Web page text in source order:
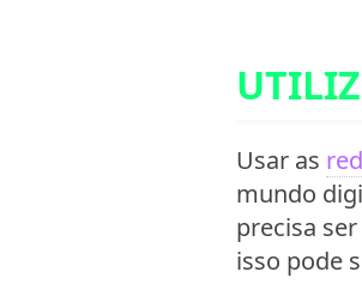
Usar as
mundo
precisa
isso pode